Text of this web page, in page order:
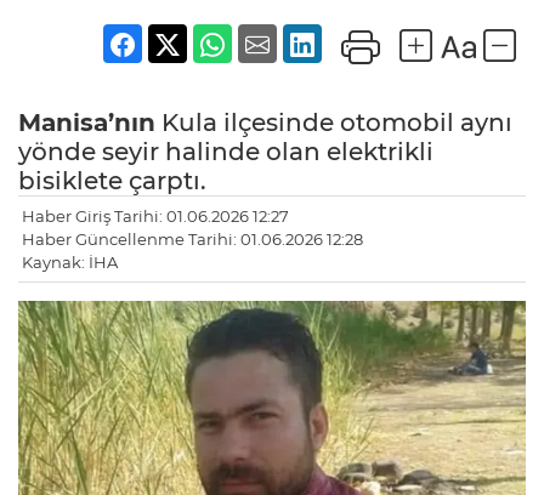
Manisa’nın Kula ilçesinde otomobil aynı
yönde seyir halinde olan elektrikli
bisiklete çarptı.
Haber Giriş Tarihi: 01.06.2026 12:27
Haber Güncellenme Tarihi: 01.06.2026 12:28
Kaynak: İHA